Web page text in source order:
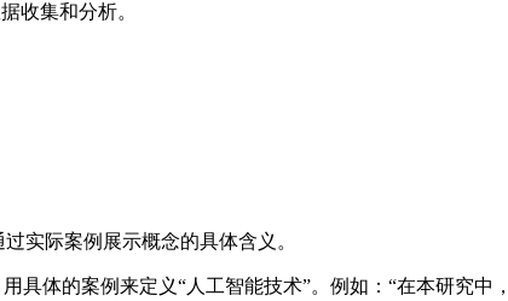
收集和分析。
实际案例展示概念的具体含义。
具体的案例来定义“人工智能技术”。例如：“在本研究